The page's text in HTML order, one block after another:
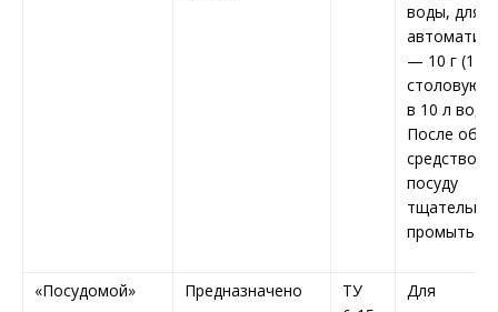
воды, для
— 10 г (1
столовую
в 10 л воды.
После
средством
посуду
тщательно
промыть
«Посудомой»
Предназначено
ТУ
Для